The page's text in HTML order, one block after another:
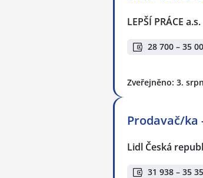
LEPŠÍ PRÁCE a.s.
28 700 – 35
Zveřejněno: 3.
Prodavač/ka
Lidl Česká
31 938 – 35